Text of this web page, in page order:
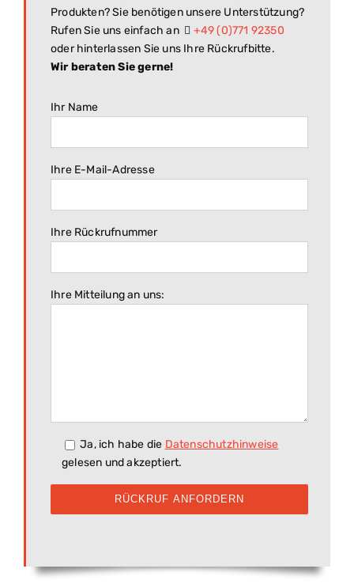
Produkten? Sie benötigen unsere Unterstützung?
Rufen Sie uns einfach an
+49 (0)771 92350
oder hinterlassen Sie uns Ihre Rückrufbitte.
Wir beraten Sie gerne!
Ihr Name
Ihre E-Mail-Adresse
Ihre Rückrufnummer
Ihre Mitteilung an uns:
Ja, ich habe die Datenschutzhinweise
gelesen und akzeptiert.